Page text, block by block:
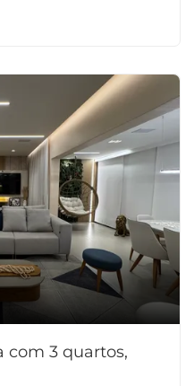
com 3 quartos,